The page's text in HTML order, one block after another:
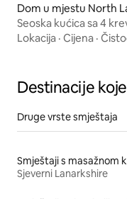
Dom u mjestu North
Seoska kućica sa 4
besplatan parking
Lokacija · Cijena ·
Destinacije
Druge vrste smještaja
Smještaji s masažnom
Sjeverni Lanarkshire